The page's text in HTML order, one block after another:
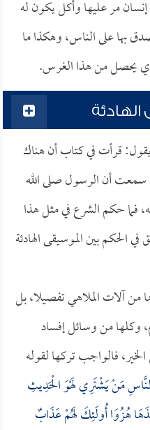
مر عليها وأكل يكون له
بها على الناس، وهكذا ما
يحصل من هذا الغرس.
قرأت في كتاب أن هناك
سمعت أن الرسول صلى الله
فما حكم الشرع في مثل هذا
الحكم بين الموسيقى الهادئة
من آلات الملاهي تفصيلا، بل
وكلها من وسائل إفساد
فالواجب تركها لقوله
مَنْ يَشْتَرِي لَهْوَ الْحَدِيثِ
هُزُوًا أُولَئِكَ لَهُمْ عَذَابٌ